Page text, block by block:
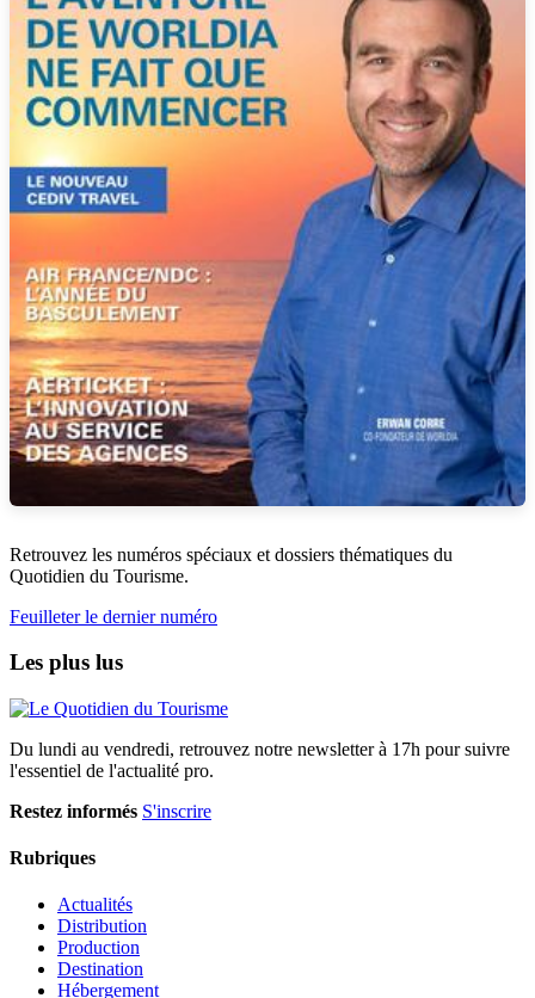
Retrouvez les numéros spéciaux et dossiers thématiques du
Quotidien du Tourisme.
Feuilleter le dernier numéro
Les plus lus
Du lundi au vendredi, retrouvez notre newsletter à 17h pour suivre
l'essentiel de l'actualité pro.
Restez informés S'inscrire
Rubriques
Actualités
Distribution
Production
Destination
Hébergement